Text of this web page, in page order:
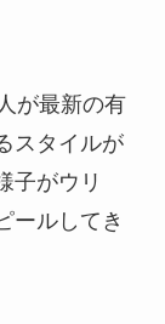
が最新の有
スタイルが
子がウリ
ールしてき